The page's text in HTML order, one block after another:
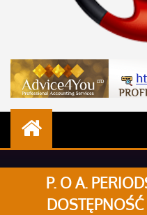
P. O A.